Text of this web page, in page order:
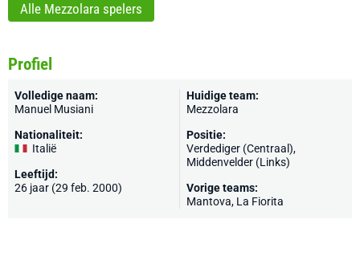
Alle Mezzolara spelers
Profiel
Volledige naam:
Manuel Musiani
Nationaliteit:
Italië
Leeftijd:
26 jaar (29 feb. 2000)
Huidige team:
Mezzolara
Positie:
Verdediger (Centraal),
Middenvelder (Links)
Vorige teams:
Mantova, La Fiorita